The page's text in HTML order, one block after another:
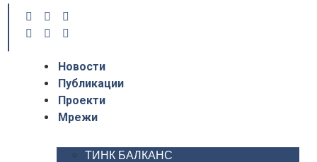
Новости
Публикации
Проекти
Мрежи
ТИНК БАЛКАНС